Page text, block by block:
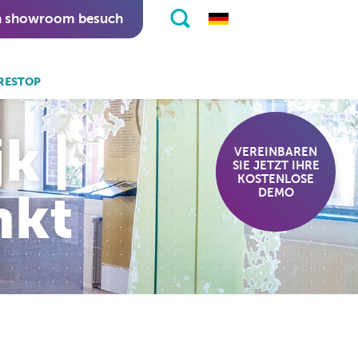
showroom besuch
software.
software.
|
VEREINBAREN
SIE JETZT IHRE
KOSTENLOSE
DEMO